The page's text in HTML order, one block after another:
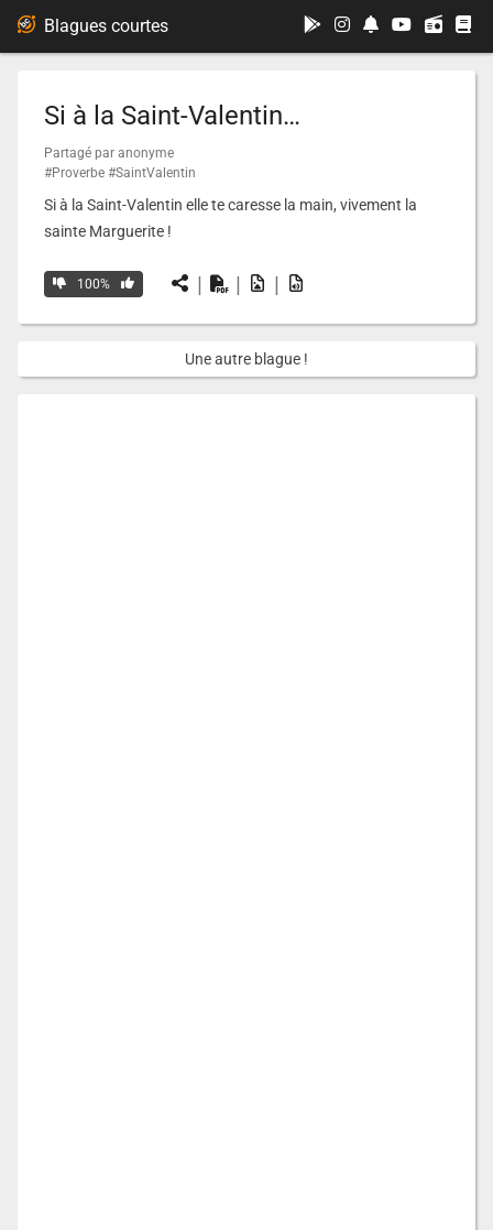
Si à la Saint-Valentin…
Partagé par anonyme
#Proverbe #SaintValentin
Si à la Saint-Valentin elle te caresse la main, vivement la
sainte Marguerite !
100% | | |
Une autre blague !
Blagues courtes